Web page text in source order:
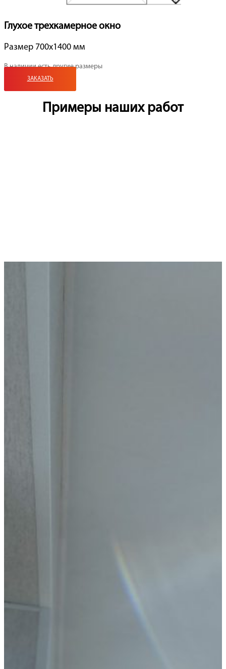
Глухое трехкамерное окно
Размер 700x1400 мм
В наличии есть другие размеры
ЗАКАЗАТЬ
Примеры наших работ